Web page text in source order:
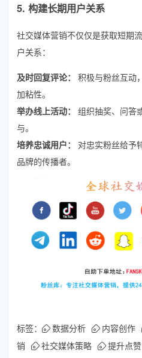
5. 构建长期用户关系
社交媒体营销不仅仅是获取短期
户关系：
及时回复评论：
积极与粉丝互动
加粘性。
举办线上活动：
组织抽奖、问答
与。
培养忠诚用户：
对忠实粉丝给予
品牌的传播者。
标签： 数据分析 内容创作
销
社交媒体策略 提升点赞